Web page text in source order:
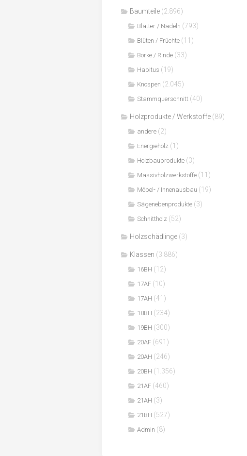
Baumteile (2.896)
Blätter / Nadeln (793)
Blüten / Früchte (11)
Borke / Rinde (33)
Habitus (19)
Knospen (2.045)
Stammquerschnitt (40)
Holzprodukte / Werkstoffe (89)
andere (2)
Energieholz (1)
Holzbauprodukte (3)
Massivholzwerkstoffe (11)
Möbel- / Innenausbau (19)
Sägenebenprodukte (3)
Schnittholz (52)
Holzschädlinge (3)
Klassen (3.886)
16BH (12)
17AF (10)
17AH (41)
18BH (234)
19BH (300)
20AF (691)
20AH (246)
20BH (1.356)
21AF (460)
21AH (3)
21BH (527)
Admin (8)